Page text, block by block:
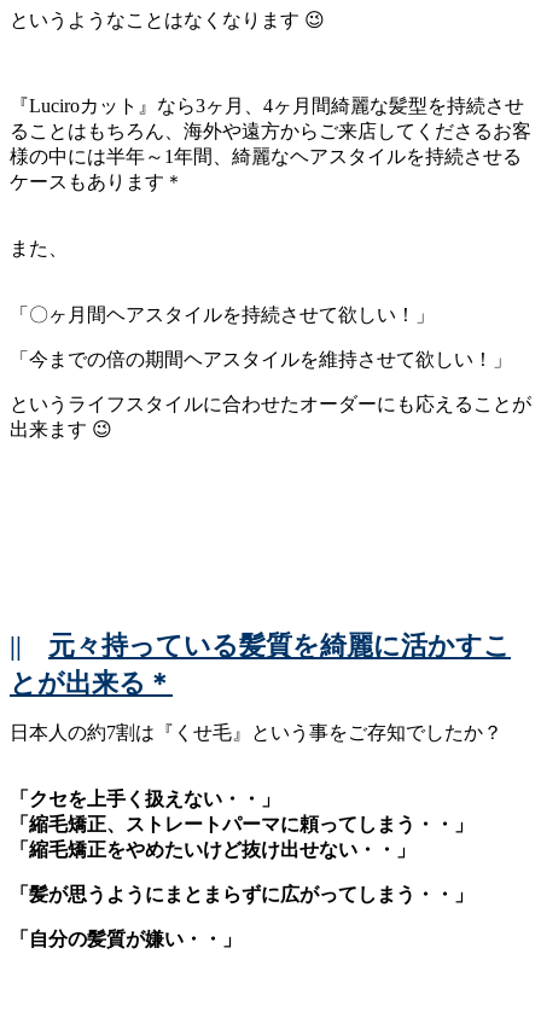
というようなことはなくなります 😉
『Luciroカット』なら3ヶ月、4ヶ月間綺麗な髪型を持続させ
ることはもちろん、海外や遠方からご来店してくださるお客
様の中には半年～1年間、綺麗なヘアスタイルを持続させる
ケースもあります＊
また、
「〇ヶ月間ヘアスタイルを持続させて欲しい！」
「今までの倍の期間ヘアスタイルを維持させて欲しい！」
というライフスタイルに合わせたオーダーにも応えることが
出来ます 😉
|| 元々持っている髪質を綺麗に活かすこ
とが出来る＊
日本人の約7割は『くせ毛』という事をご存知でしたか？
「クセを上手く扱えない・・」
「縮毛矯正、ストレートパーマに頼ってしまう・・」
「縮毛矯正をやめたいけど抜け出せない・・」
「髪が思うようにまとまらずに広がってしまう・・」
「自分の髪質が嫌い・・」